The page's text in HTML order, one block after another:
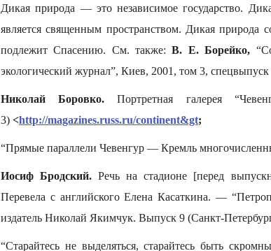
Дикая природа — это независимое государство.
является священным пространством. Дикая
подлежит Спасению. См. также:В. Е. Борейко,
экологический журнал”, Киев, 2001, том 3,
Николай Боровко. Портретная галерея
3) <http://magazines.russ.ru/continent&gt;
“Прямые параллели Чевенгур — Кремль
Иосиф Бродский. Речь на стадионе [перед
Перевела с английского Елена Касаткина. —
издатель Николай Якимчук. Выпуск 9 (Санкт-
“Старайтесь не выделяться, старайтесь быть